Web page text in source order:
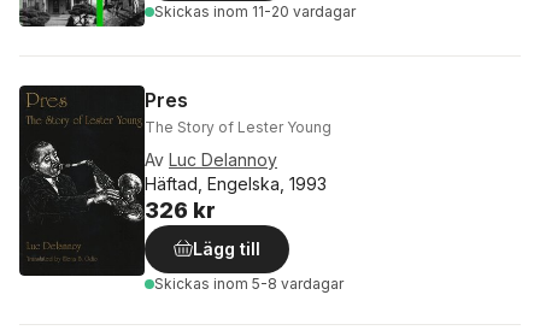
Skickas inom 11-20 vardagar
Pres
The Story of Lester Young
Av Luc Delannoy
Häftad, Engelska, 1993
326 kr
Lägg till
Skickas inom 5-8 vardagar